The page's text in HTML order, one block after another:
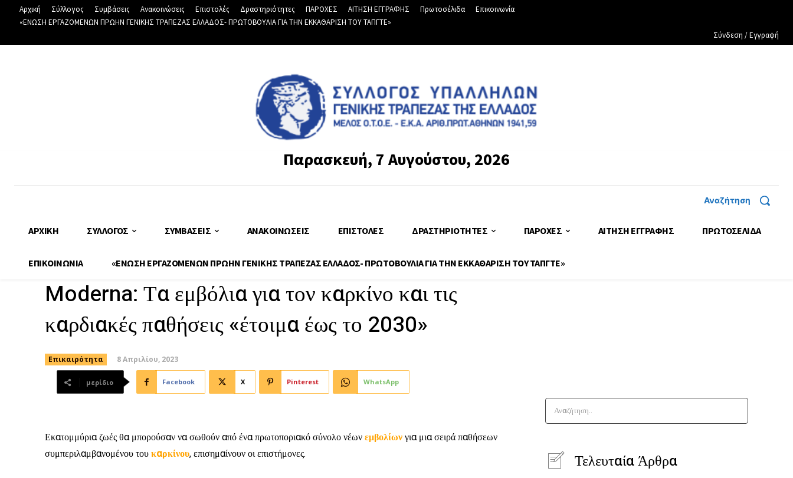
Αρχική Σύλλογος Συμβάσεις Ανακοινώσεις Επιστολές Δραστηριότητες ΠΑΡΟΧΕΣ ΑΙΤΗΣΗ ΕΓΓΡΑΦΗΣ Πρωτοσέλιδα
Επικοινωνία
«ΕΝΩΣΗ ΕΡΓΑΖΟΜΕΝΩΝ ΠΡΩΗΝ ΓΕΝΙΚΗΣ ΤΡΑΠΕΖΑΣ ΕΛΛΑΔΟΣ- ΠΡΩΤΟΒΟΥΛΙΑ ΓΙΑ ΤΗΝ ΕΚΚΑΘΑΡΙΣΗ ΤΟΥ ΤΑΠΓΤΕ»
Σύνδεση / Εγγραφή
Παρασκευή, 7 Αυγούστου, 2026
Αναζήτηση
ΑΡΧΙΚΉ ΣΎΛΛΟΓΟΣ ΣΥΜΒΆΣΕΙΣ ΑΝΑΚΟΙΝΏΣΕΙΣ ΕΠΙΣΤΟΛΈΣ ΔΡΑΣΤΗΡΙΌΤΗΤΕΣ ΠΑΡΟΧΕΣ ΑΙΤΗΣΗ ΕΓΓΡΑΦΗΣ ΠΡΩΤΟΣΈΛΙΔΑ
ΕΠΙΚΟΙΝΩΝΊΑ «ΕΝΩΣΗ ΕΡΓΑΖΟΜΕΝΩΝ ΠΡΩΗΝ ΓΕΝΙΚΗΣ ΤΡΑΠΕΖΑΣ ΕΛΛΑΔΟΣ- ΠΡΩΤΟΒΟΥΛΙΑ ΓΙΑ ΤΗΝ ΕΚΚΑΘΑΡΙΣΗ ΤΟΥ ΤΑΠΓΤΕ»
Moderna: Τα εμβόλια για τον καρκίνο και τις
καρδιακές παθήσεις «έτοιμα έως το 2030»
Επικαιρότητα 8 Απριλίου, 2023
μερίδιο Facebook X Pinterest WhatsApp
Εκατομμύρια ζωές θα μπορούσαν να σωθούν από ένα πρωτοποριακό σύνολο νέωνεμβολίωνγια μια σειρά παθήσεων
συμπεριλαμβανομένου τουκαρκίνου, επισημαίνουν οι επιστήμονες.
Αναζήτηση..
Τελευταία Άρθρα